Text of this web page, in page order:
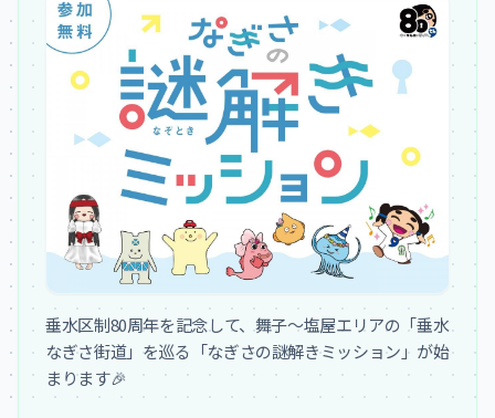
垂水区制80周年を記念して、舞子〜塩屋エリアの「垂水
なぎさ街道」を巡る「なぎさの謎解きミッション」が始
まります🎉